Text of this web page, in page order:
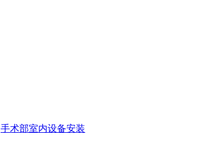
手术部室内设备安装